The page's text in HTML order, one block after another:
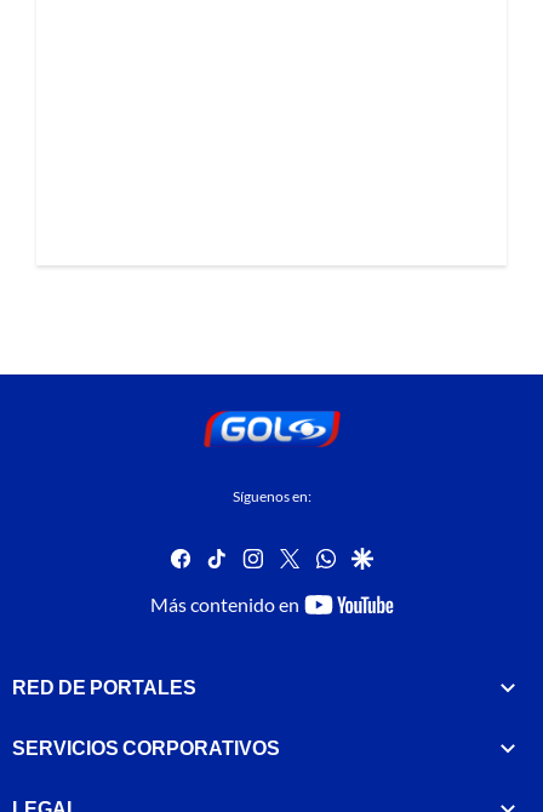
Síguenos en:
facebook
tiktok instagram
twitterwhatsapp
google
Más contenido en
youtube-
RED DE PORTALES
SERVICIOS CORPORATIVOS